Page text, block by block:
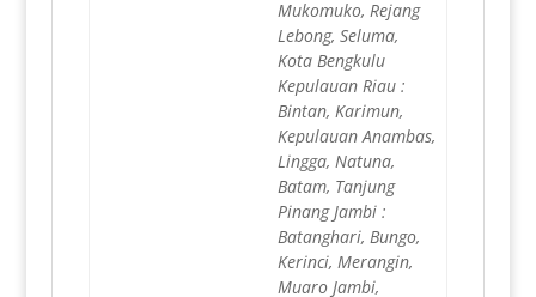
Mukomuko, Rejang
Lebong, Seluma,
Kota Bengkulu
Kepulauan Riau :
Bintan, Karimun,
Kepulauan Anambas,
Lingga, Natuna,
Batam, Tanjung
Pinang Jambi :
Batanghari, Bungo,
Kerinci, Merangin,
Muaro Jambi,